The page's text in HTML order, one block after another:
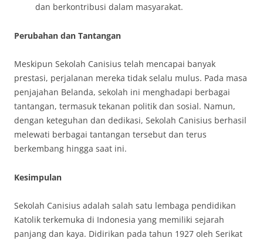
dan berkontribusi dalam masyarakat.
Perubahan dan Tantangan
Meskipun Sekolah Canisius telah mencapai banyak
prestasi, perjalanan mereka tidak selalu mulus. Pada masa
penjajahan Belanda, sekolah ini menghadapi berbagai
tantangan, termasuk tekanan politik dan sosial. Namun,
dengan keteguhan dan dedikasi, Sekolah Canisius berhasil
melewati berbagai tantangan tersebut dan terus
berkembang hingga saat ini.
Kesimpulan
Sekolah Canisius adalah salah satu lembaga pendidikan
Katolik terkemuka di Indonesia yang memiliki sejarah
panjang dan kaya. Didirikan pada tahun 1927 oleh Serikat